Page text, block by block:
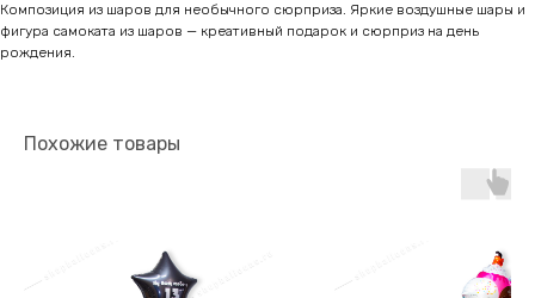
Композиция из шаров для необычного сюрприза. Яркие воздушные шары и
фигура самоката из шаров — креативный подарок и сюрприз на день
рождения.
Похожие товары